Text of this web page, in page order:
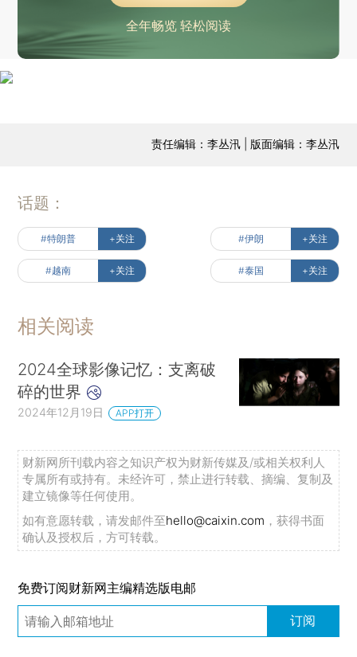
全年畅览 轻松阅读
责任编辑：李丛汛 | 版面编辑：李丛汛
话题：
#特朗普 +关注 #伊朗 +关注
#越南 +关注 #泰国 +关注
相关阅读
2024全球影像记忆：支离破
碎的世界
2024年12月19日 APP打开
财新网所刊载内容之知识产权为财新传媒及/或相关权利人
专属所有或持有。未经许可，禁止进行转载、摘编、复制及
建立镜像等任何使用。
如有意愿转载，请发邮件至hello@caixin.com ，获得书面
确认及授权后，方可转载。
免费订阅财新网主编精选版电邮
订阅